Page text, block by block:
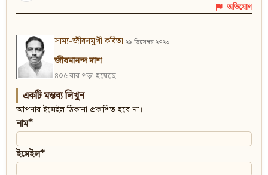
অভিযোগ
সাম্য-জীবনমুখী কবিতা ২৯ ডিসেম্বর ২০২৩
জীবনানন্দ দাশ
৪০৫ বার পড়া হয়েছে
একটি মন্তব্য লিখুন
আপনার ইমেইল ঠিকানা প্রকাশিত হবে না।
নাম*
ইমেইল*